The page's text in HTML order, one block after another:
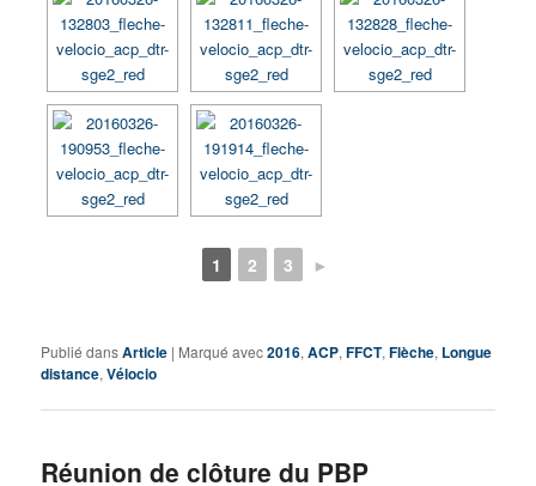
1 2 3 ►
Publié dansArticle | Marqué avec2016,ACP,FFCT,Flèche, Longue
distance,Vélocio
Réunion de clôture du PBP